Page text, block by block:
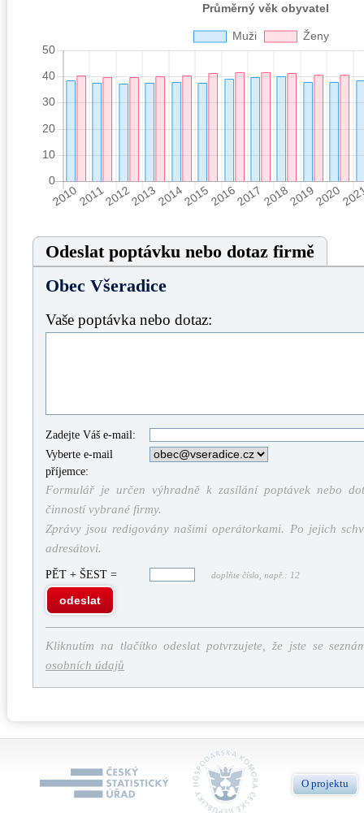
Odeslat poptávku nebo dotaz firmě
Obec Všeradice
Vaše poptávka nebo dotaz:
Zadejte Váš e-mail:
Vyberte e-mail
příjemce:
Formulář je určen výhradně k zasílání poptávek nebo
činností vybrané firmy.
Zprávy jsou redigovány našimi operátorkami. Po jejich
adresátovi.
PĚT + ŠEST = doplňte číslo, např.: 12
odeslat
Kliknutím na tlačítko odeslat potvrzujete, že jste se
osobních údajů
O projektu